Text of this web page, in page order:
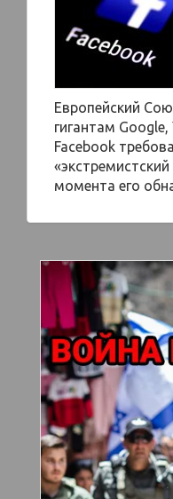
Европейский
гигантам
Facebook
момента его